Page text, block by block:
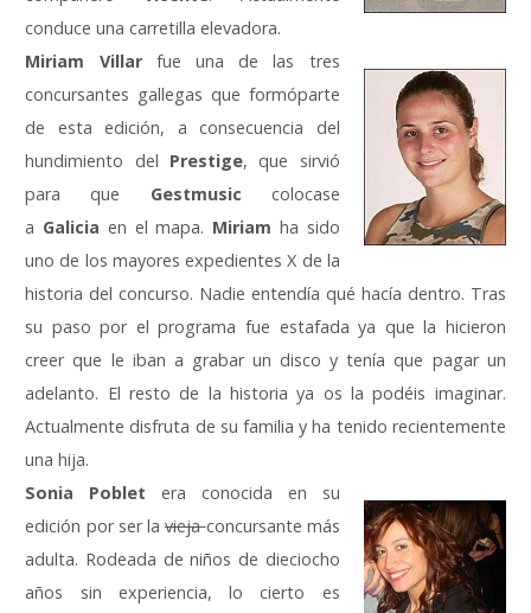
conduce una carretilla elevadora.
Miriam Villarfue una de las tres
concursantes gallegas que formóparte
de esta edición, a consecuencia del
hundimiento del Prestige, que sirvió
para que Gestmusic colocase
a Galicia en el mapa. Miriam ha sido
uno de los mayores expedientes X de la
historia del concurso. Nadie entendía qué hacía dentro. Tras
su paso por el programa fue estafada ya que la hicieron
creer que le iban a grabar un disco y tenía que pagar un
adelanto. El resto de la historia ya os la podéis imaginar.
Actualmente disfruta de su familia y ha tenido recientemente
una hija.
Sonia Poblet era conocida en su
edición por ser laviejaconcursante más
adulta. Rodeada de niños de dieciocho
años sin experiencia, lo cierto es